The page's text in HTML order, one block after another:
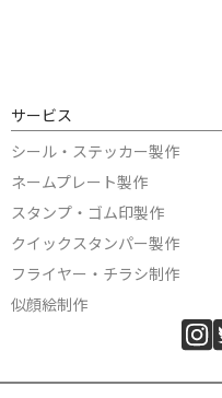
サービス
シール・ステッカー製作
ネームプレート製作
スタンプ・ゴム印製作
クイックスタンパー製作
フライヤー・チラシ制作
似顔絵制作